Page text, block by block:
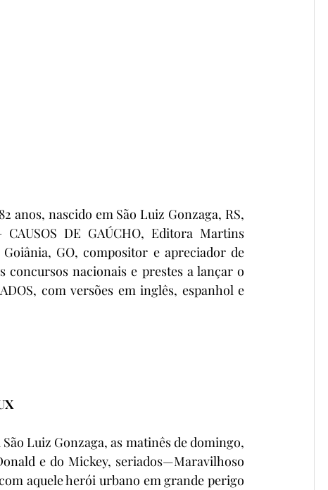
anos, nascido em São Luiz Gonzaga, RS,
DE GAÚCHO, Editora Martins
GO, compositor e apreciador de
concursos nacionais e prestes a lançar o
com versões em inglês, espanhol e
Luiz Gonzaga, as matinês de domingo,
e do Mickey, seriados—Maravilhoso
aquele herói urbano em grande perigo